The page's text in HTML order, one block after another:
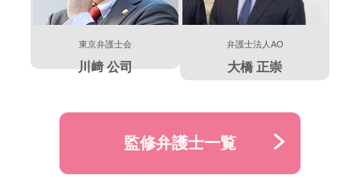
東京弁護士会
川﨑 公司
弁護士法人AO
大橋 正崇
監修弁護士一覧